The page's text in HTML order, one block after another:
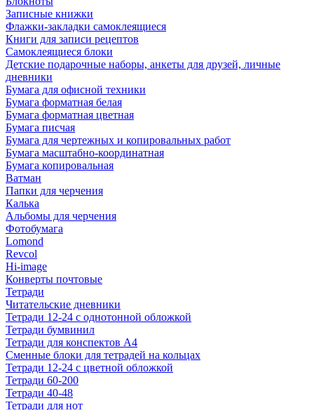
Записные книжки
Флажки-закладки самоклеящиеся
Книги для записи рецептов
Самоклеящиеся блоки
Детские подарочные наборы, анкеты для друзей, личные
дневники
Бумага для офисной техники
Бумага форматная белая
Бумага форматная цветная
Бумага писчая
Бумага для чертежных и копировальных работ
Бумага масштабно-координатная
Бумага копировальная
Ватман
Папки для черчения
Калька
Альбомы для черчения
Фотобумага
Lomond
Revcol
Hi-image
Конверты почтовые
Тетради
Читательские дневники
Тетради 12-24 с однотонной обложкой
Тетради бумвинил
Тетради для конспектов А4
Сменные блоки для тетрадей на кольцах
Тетради 12-24 с цветной обложкой
Тетради 60-200
Тетради 40-48
Тетради для нот